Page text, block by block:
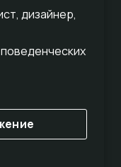
дизайнер,